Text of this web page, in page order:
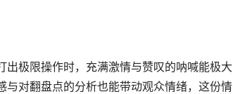
极限操作时，充满激情与赞叹的呐喊能极大
对翻盘点的分析也能带动观众情绪，这份情